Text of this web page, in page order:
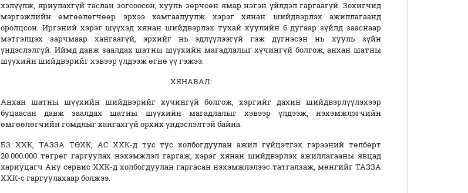
хэлүүлж, яриулахгүй таслан зогсоосон, хууль зөрчсөн ямар нэгэн үйлдэл гаргаагүй. Зохигчид
мэргэжлийн өмгөөлөгчөөр эрхээ хамгаалуулж хэрэг хянан шийдвэрлэх ажиллагаанд
оролцсон. Иргэний хэрэг шүүхэд хянан шийдвэрлэх тухай хуулийн 6 дугаар зүйлд зааснаар
мэтгэлцэх зарчмаар хангаагүй, эрхийг нь эдлүүлээгүй гэж дүгнэсэн нь хууль зүйн
үндэслэлгүй. Иймд давж заалдах шатны шүүхийн магадлалыг хүчингүй болгож, анхан шатны
шүүхийн шийдвэрийг хэвээр үлдээж өгнө үү гэжээ.
ХЯНАВАЛ:
Анхан шатны шүүхийн шийдвэрийг хүчингүй болгож, хэргийг дахин шийдвэрлүүлэхээр
буцаасан давж заалдах шатны шүүхийн магадлалыг хэвээр үлдээж, нэхэмжлэгчийн
өмгөөлөгчийн гомдлыг хангахгүй орхих үндэслэлтэй байна.
БЗ ХХК, ТАЗЗА ТӨХК, АС ХХК-д тус тус холбогдуулан ажил гүйцэтгэх гэрээний төлбөрт
20.000.000 төгрөг гаргуулах нэхэмжлэл гаргаж, хэрэг хянан шийдвэрлэх ажиллагааны явцад
хариуцагч Ану сервис ХХК-д холбогдуулан гаргасан нэхэмжлэлээс татгалзаж, мөнгийг ТАЗЗА
ХХК-с гаргуулахаар болжээ.